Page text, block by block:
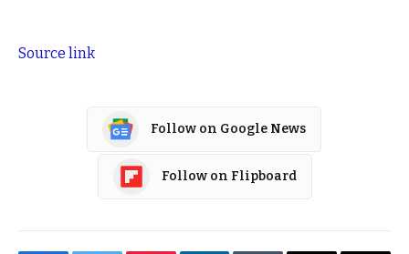
Source link
Follow on Google News
Follow on Flipboard